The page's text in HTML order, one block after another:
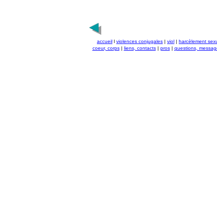
accueil l violences conjugales | viol | harcèlement
coeur, corps| liens, contacts| pros| questions,